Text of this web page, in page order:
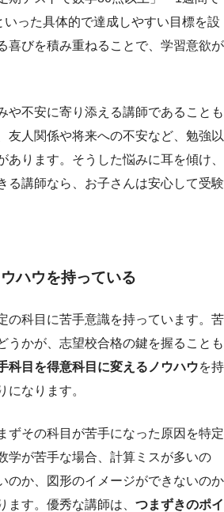
った具体的で達成しやすい目標を設
喜びを積み重ねることで、学習意欲が
や不安に寄り添える講師であることも
友人関係や将来への不安など、勉強以
あります。そうした悩みに耳を傾け、
る講師なら、お子さんは安心して受験
ハウを持っている
の科目に苦手意識を持っています。苦
うかが、志望校合格の鍵を握ることも
科目を得意科目に変えるノウハウを持
になります。
ずその科目が苦手になった原因を特定
学が苦手な場合、計算ミスが多いの
のか、図形のイメージができないのか
ます。優秀な講師は、 つまずきのポイ